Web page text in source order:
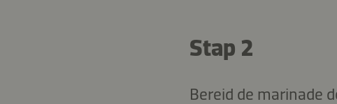
Stap 2
Bereid de marinade